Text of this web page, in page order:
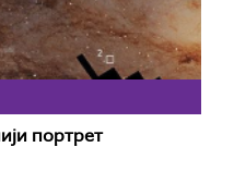
портрет